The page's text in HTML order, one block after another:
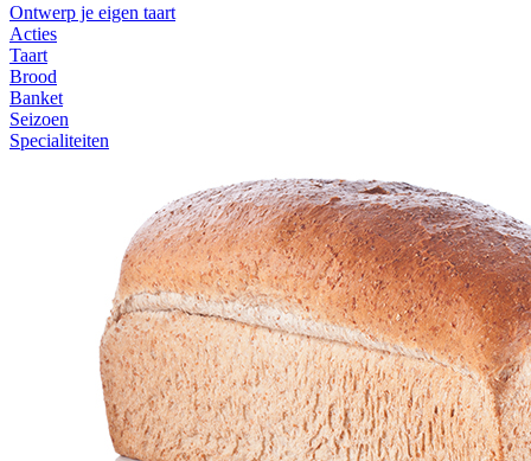
Ontwerp je eigen taart
Acties
Taart
Brood
Banket
Seizoen
Specialiteiten